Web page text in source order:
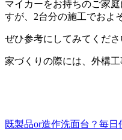
マイカーをお持ちのご家
すが、2台分の施工でおよ
ぜひ参考にしてみてくださ
家づくりの際には、外構
既製品or造作洗面台？毎